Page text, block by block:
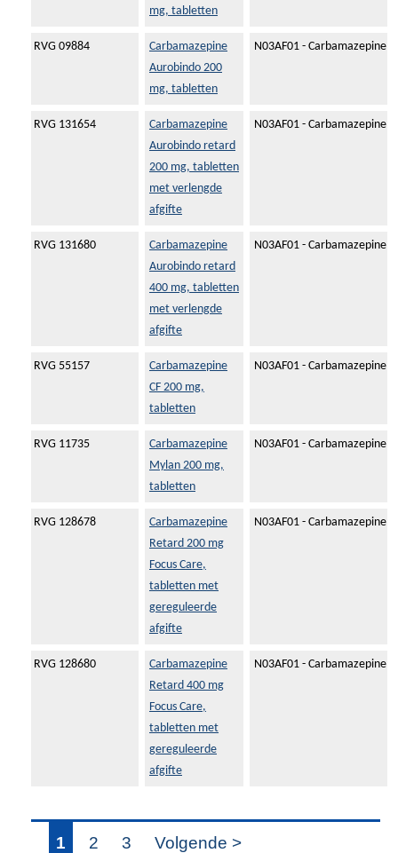
mg, tabletten
RVG 09884
Carbamazepine
Aurobindo 200
mg, tabletten
N03AF01 - Carbamazepine
RVG 131654
Carbamazepine
Aurobindo retard
200 mg, tabletten
met verlengde
afgifte
N03AF01 - Carbamazepine
RVG 131680
Carbamazepine
Aurobindo retard
400 mg, tabletten
met verlengde
afgifte
N03AF01 - Carbamazepine
RVG 55157
Carbamazepine
CF 200 mg,
tabletten
N03AF01 - Carbamazepine
RVG 11735
Carbamazepine
Mylan 200 mg,
tabletten
N03AF01 - Carbamazepine
RVG 128678
Carbamazepine
Retard 200 mg
Focus Care,
tabletten met
gereguleerde
afgifte
N03AF01 - Carbamazepine
RVG 128680
Carbamazepine
Retard 400 mg
Focus Care,
tabletten met
gereguleerde
afgifte
N03AF01 - Carbamazepine
1 2 3 Volgende >